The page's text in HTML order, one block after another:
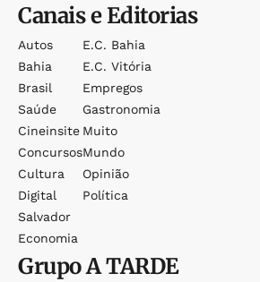
Canais e Editorias
Autos
Bahia
Brasil
Saúde
Cineinsite
Concursos
Cultura
Digital
Salvador
Economia
E.c. Bahia
E.c. Vitória
Empregos
Gastronomia
Muito
Mundo
Opinião
Política
GrupoA TARDE